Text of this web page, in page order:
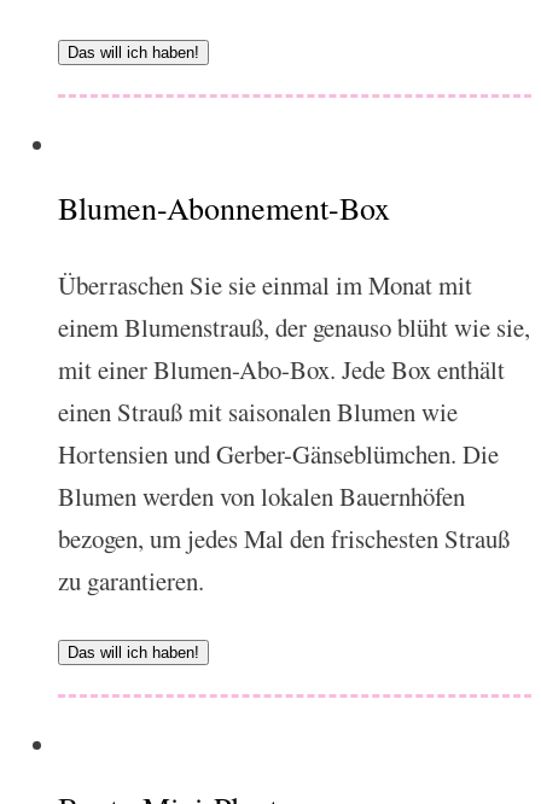
Das will ich haben!
Blumen-Abonnement-Box
Überraschen Sie sie einmal im Monat mit
einem Blumenstrauß, der genauso blüht wie sie,
mit einer Blumen-Abo-Box. Jede Box enthält
einen Strauß mit saisonalen Blumen wie
Hortensien und Gerber-Gänseblümchen. Die
Blumen werden von lokalen Bauernhöfen
bezogen, um jedes Mal den frischesten Strauß
zu garantieren.
Das will ich haben!